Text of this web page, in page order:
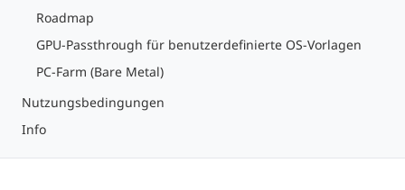
Roadmap
GPU-Passthrough für benutzerdefinierte OS-Vorlagen
PC-Farm (Bare Metal)
Nutzungsbedingungen
Info